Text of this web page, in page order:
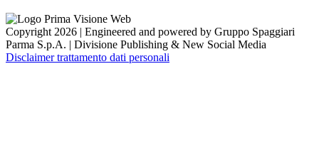
Copyright 2026 | Engineered and powered by Gruppo Spaggiari
Parma S.p.A. | Divisione Publishing & New Social Media
Disclaimer trattamento dati personali